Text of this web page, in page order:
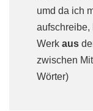
umd da ich
aufschreibe,
Werk aus
zwischen
Wörter)